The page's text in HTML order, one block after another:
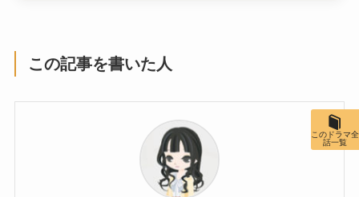
この記事を書いた人
このドラマ全
話一覧